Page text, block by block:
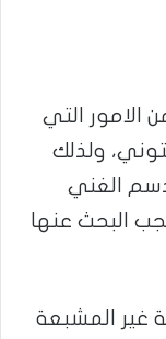
الامور التي
ولذلك
الغني
البحث عنها
غير المشبعة